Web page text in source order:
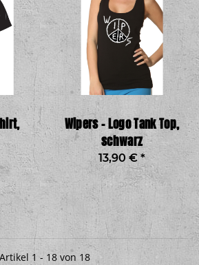
Wipers – Logo Tank Top,
schwarz
13,90 € *
Artikel 1 - 18 von 18